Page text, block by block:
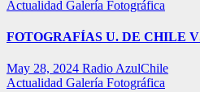
Actualidad Galería Fotográfica
FOTOGRAFÍAS U. DE CHILE
May 28, 2024 Radio AzulChile
Actualidad Galería Fotográfica